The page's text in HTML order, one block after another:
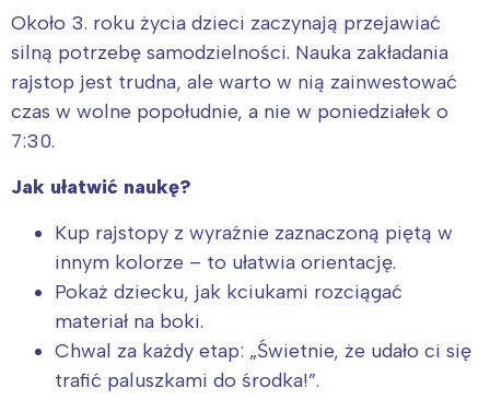
Około 3. roku życia dzieci zaczynają przejawiać
silną potrzebę samodzielności. Nauka zakładania
rajstop jest trudna, ale warto w nią zainwestować
czas w wolne popołudnie, a nie w poniedziałek o
7:30.
Jak ułatwić naukę?
Kup rajstopy z wyraźnie zaznaczoną piętą w
innym kolorze – to ułatwia orientację.
Pokaż dziecku, jak kciukami rozciągać
materiał na boki.
Chwal za każdy etap: „Świetnie, że udało ci się
trafić paluszkami do środka!”.
Wybieram